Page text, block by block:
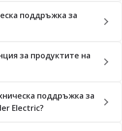
поддръжка за
за продуктите на
поддръжка за
Electric?